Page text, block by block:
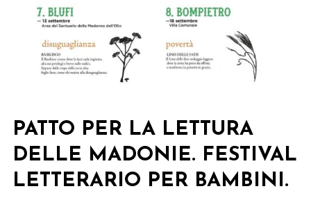
PATTO PER LA LETTURA
DELLE MADONIE. FESTIVAL
LETTERARIO PER BAMBINI.